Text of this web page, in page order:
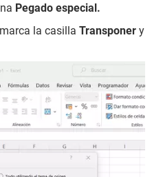
Pegado especial.
la casilla Transponer y